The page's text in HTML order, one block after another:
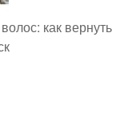
как вернуть